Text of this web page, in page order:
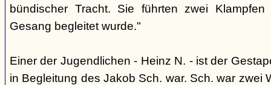
bündischer Tracht. Sie führten zwei
Gesang begleitet wurde."
Einer der Jugendlichen - Heinz N. - ist der
in Begleitung des Jakob Sch. war. Sch. war zwei